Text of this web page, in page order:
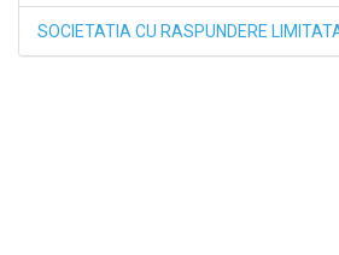
SOCIETATIA CU RASPUNDERE